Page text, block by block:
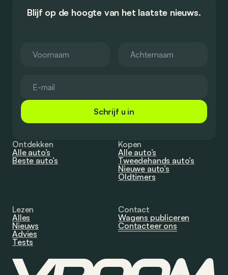
Blijf op de hoogte van het laatste nieuws.
Schrijf u in
Ontdekken
Alle auto’s
Beste auto’s
Kopen
Alle auto’s
Tweedehands auto’s
Nieuwe auto’s
Oldtimers
Lezen
Alles
Nieuws
Advies
Tests
Contact
Wagens publiceren
Contacteer ons